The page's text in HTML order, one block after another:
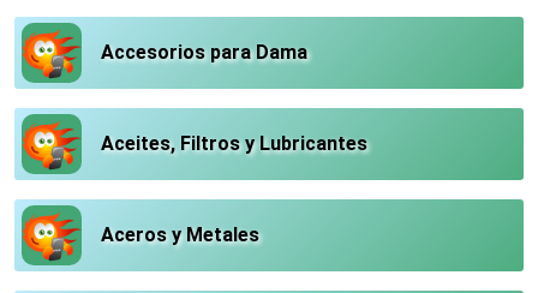
Accesorios para Dama
Aceites, Filtros y Lubricantes
Aceros y Metales